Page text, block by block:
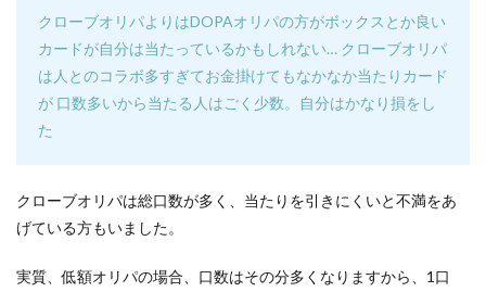
クローブオリパよりはDOPAオリパの方がボックスとか良い
カードが自分は当たっているかもしれない… クローブオリパ
は人とのコラボ多すぎてお金掛けてもなかなか当たりカード
が 口数多いから当たる人はごく少数。自分はかなり損をし
た
クローブオリパは総口数が多く、当たりを引きにくいと不満をあ
げている方もいました。
実質、低額オリパの場合、口数はその分多くなりますから、1口